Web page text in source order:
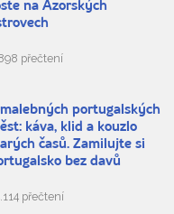
na Azorských
přečtení
portugalských
káva, klid a kouzlo
časů. Zamilujte si
bez davů
přečtení